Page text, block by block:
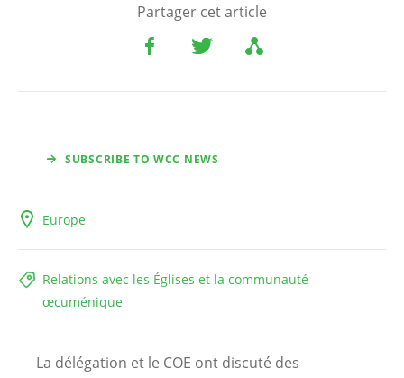
Partager cet article
SUBSCRIBE TO WCC NEWS
Europe
Relations avec les Églises et la communauté
œcuménique
La délégation et le COE ont discuté des